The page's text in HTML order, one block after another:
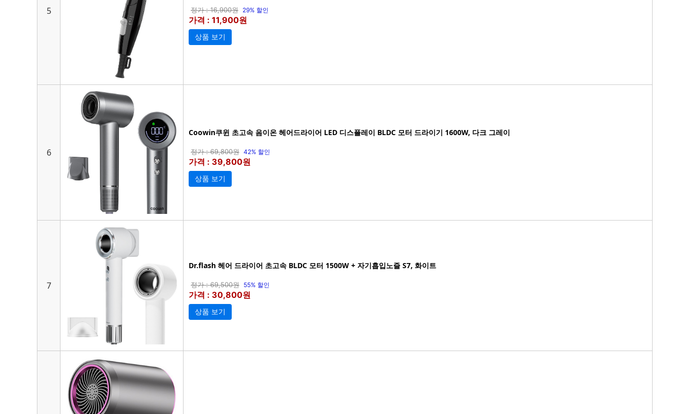
5 정가 : 16,900원 29% 할인
가격 : 11,900원
상품 보기
6
Coowin쿠윈 초고속 음이온 헤어드라이어 LED 디스플레이 BLDC 모터 드라이기 1600W, 다크 그레이
정가 : 69,800원 42% 할인
가격 : 39,800원
상품 보기
7
Dr.flash 헤어 드라이어 초고속 BLDC 모터 1500W + 자기흡입노즐 S7, 화이트
정가 : 69,500원 55% 할인
가격 : 30,800원
상품 보기